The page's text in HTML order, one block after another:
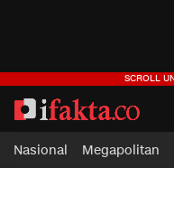
ifakta.co
#pastibenar
Nasional Megapolitan